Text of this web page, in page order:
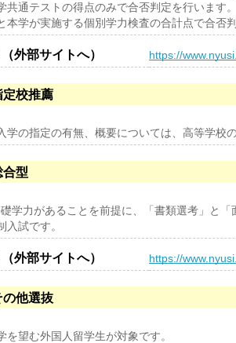
共通テストの得点のみで合否判定を行います
本学が実施する個別学力検査の合計点で合否
外部サイトへ） https://
定校推薦
学の指定の有無、概要については、高等学校
合型
学力があることを前提に、「書類選考」と「
入試です。
外部サイトへ） https://
の他選抜
を望む外国人留学生が対象です。